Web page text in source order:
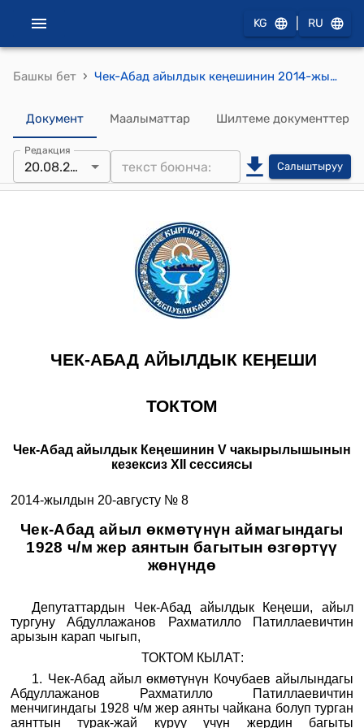
KG RU
Башкы бет › Чек-Абад айылдык кеңешинин 2014-жылдын 20-августундагы № 8 "Чек-Абад айыл өкмөтүнүн аймагындагы 1928 ч/м жер аянтын багытын өзгөртүү жөнүндө" токтому
Документ Маалыматтар Шилтеме документтер
Редакция
20.08.2014 Салыштыруу